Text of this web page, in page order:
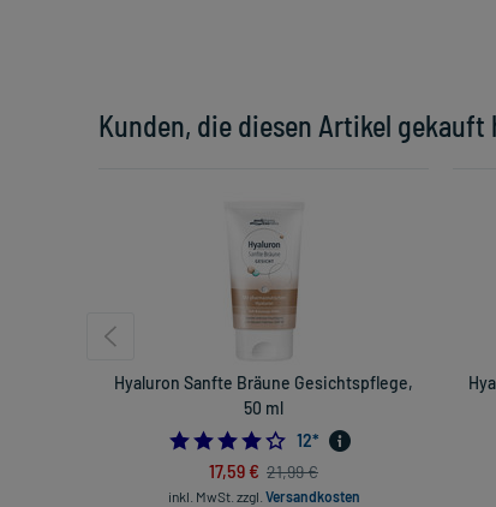
Kunden, die diesen Artikel gekauft
Hyaluron Sanfte Bräune Gesichtspflege,
50 ml
4.0
12*
17,59 € 21,99 €
inkl. MwSt. zzgl. Versandkosten